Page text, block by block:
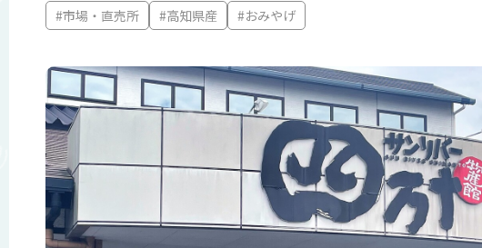
#市場・直売所 #高知県産 #おみやげ